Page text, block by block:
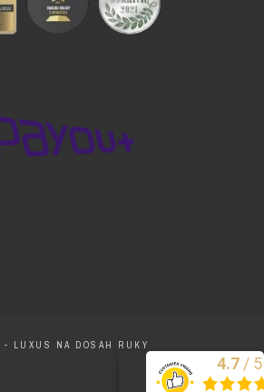
- LUXUS NA DOSAH RUKY
Excelentne
4.7 / 5